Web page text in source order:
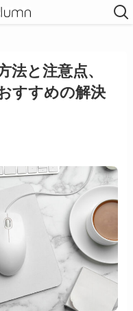
法と注意点、
すすめの解決